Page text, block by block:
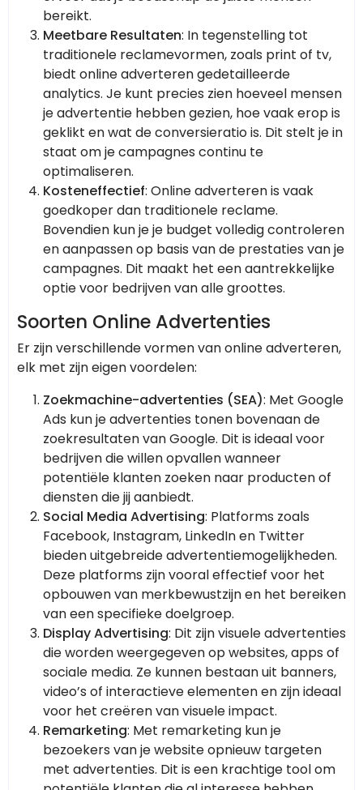
bereikt.
Meetbare Resultaten: In tegenstelling tot
traditionele reclamevormen, zoals print of tv,
biedt online adverteren gedetailleerde
analytics. Je kunt precies zien hoeveel mensen
je advertentie hebben gezien, hoe vaak erop is
geklikt en wat de conversieratio is. Dit stelt je in
staat om je campagnes continu te
optimaliseren.
Kosteneffectief: Online adverteren is vaak
goedkoper dan traditionele reclame.
Bovendien kun je je budget volledig controleren
en aanpassen op basis van de prestaties van je
campagnes. Dit maakt het een aantrekkelijke
optie voor bedrijven van alle groottes.
Soorten Online Advertenties
Er zijn verschillende vormen van online adverteren,
elk met zijn eigen voordelen:
Zoekmachine-advertenties (SEA): Met Google
Ads kun je advertenties tonen bovenaan de
zoekresultaten van Google. Dit is ideaal voor
bedrijven die willen opvallen wanneer
potentiële klanten zoeken naar producten of
diensten die jij aanbiedt.
Social Media Advertising: Platforms zoals
Facebook, Instagram, LinkedIn en Twitter
bieden uitgebreide advertentiemogelijkheden.
Deze platforms zijn vooral effectief voor het
opbouwen van merkbewustzijn en het bereiken
van een specifieke doelgroep.
Display Advertising: Dit zijn visuele advertenties
die worden weergegeven op websites, apps of
sociale media. Ze kunnen bestaan uit banners,
video’s of interactieve elementen en zijn ideaal
voor het creëren van visuele impact.
Remarketing: Met remarketing kun je
bezoekers van je website opnieuw targeten
met advertenties. Dit is een krachtige tool om